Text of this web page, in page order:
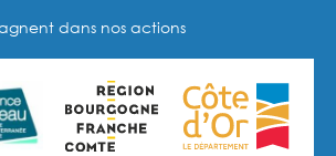
dans nos actions